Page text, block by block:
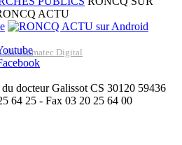
ACTU
Promatec Digital
docteur Galissot CS 30120 59436
64 25 - Fax 03 20 25 64 00